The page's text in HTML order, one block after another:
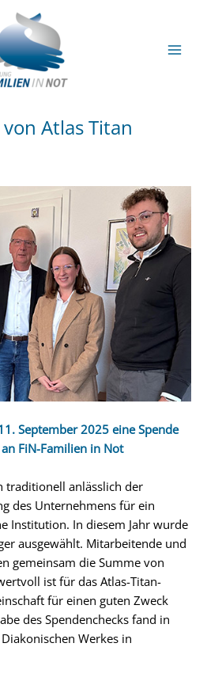
Atlas Titan
September 2025 eine Spende
FiN-Familien in Not
traditionell anlässlich der
des Unternehmens für ein
Institution. In diesem Jahr wurde
ausgewählt. Mitarbeitende und
gemeinsam die Summe von
ist für das Atlas-Titan-
für einen guten Zweck
des Spendenchecks fand in
Werkes in